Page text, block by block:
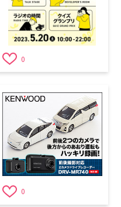
0
0